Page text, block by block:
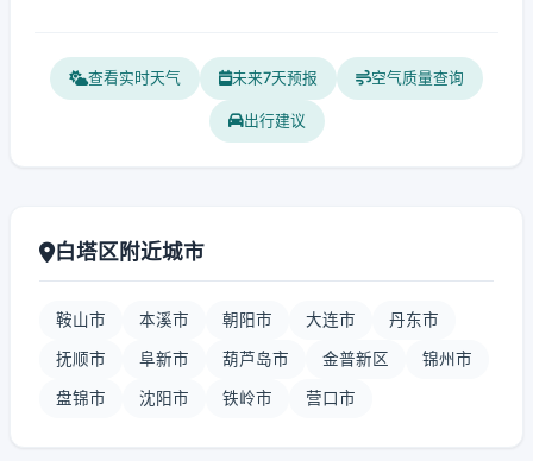
查看实时天气 未来7天预报 空气质量查询
出行建议
白塔区附近城市
鞍山市 本溪市 朝阳市 大连市 丹东市
抚顺市 阜新市 葫芦岛市 金普新区 锦州市
盘锦市 沈阳市 铁岭市 营口市